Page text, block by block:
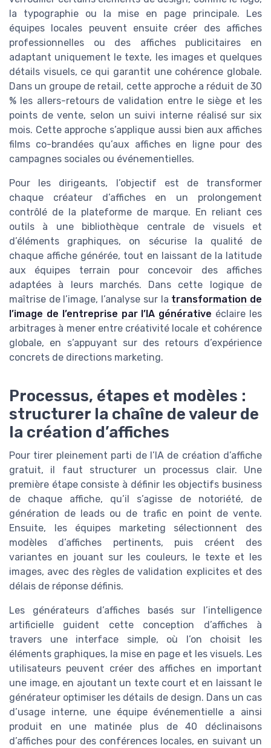
la typographie ou la mise en page principale. Les
équipes locales peuvent ensuite créer des affiches
professionnelles ou des affiches publicitaires en
adaptant uniquement le texte, les images et quelques
détails visuels, ce qui garantit une cohérence globale.
Dans un groupe de retail, cette approche a réduit de 30
% les allers-retours de validation entre le siège et les
points de vente, selon un suivi interne réalisé sur six
mois. Cette approche s’applique aussi bien aux affiches
films co-brandées qu’aux affiches en ligne pour des
campagnes sociales ou événementielles.
Pour les dirigeants, l’objectif est de transformer
chaque créateur d’affiches en un prolongement
contrôlé de la plateforme de marque. En reliant ces
outils à une bibliothèque centrale de visuels et
d’éléments graphiques, on sécurise la qualité de
chaque affiche générée, tout en laissant de la latitude
aux équipes terrain pour concevoir des affiches
adaptées à leurs marchés. Dans cette logique de
maîtrise de l’image, l’analyse sur la transformation de
l’image de l’entreprise par l’IA générative éclaire les
arbitrages à mener entre créativité locale et cohérence
globale, en s’appuyant sur des retours d’expérience
concrets de directions marketing.
Processus, étapes et modèles :
structurer la chaîne de valeur de
la création d’affiches
Pour tirer pleinement parti de l’IA de création d’affiche
gratuit, il faut structurer un processus clair. Une
première étape consiste à définir les objectifs business
de chaque affiche, qu’il s’agisse de notoriété, de
génération de leads ou de trafic en point de vente.
Ensuite, les équipes marketing sélectionnent des
modèles d’affiches pertinents, puis créent des
variantes en jouant sur les couleurs, le texte et les
images, avec des règles de validation explicites et des
délais de réponse définis.
Les générateurs d’affiches basés sur l’intelligence
artificielle guident cette conception d’affiches à
travers une interface simple, où l’on choisit les
éléments graphiques, la mise en page et les visuels. Les
utilisateurs peuvent créer des affiches en important
une image, en ajoutant un texte court et en laissant le
générateur optimiser les détails de design. Dans un cas
d’usage interne, une équipe événementielle a ainsi
produit en une matinée plus de 40 déclinaisons
d’affiches pour des conférences locales, en suivant un